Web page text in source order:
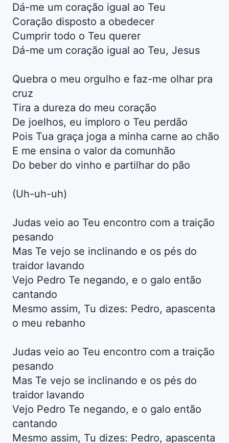
Dá-me um coração igual ao Teu
Coração disposto a obedecer
Cumprir todo o Teu querer
Dá-me um coração igual ao Teu, Jesus
Quebra o meu orgulho e faz-me olhar pra
cruz
Tira a dureza do meu coração
De joelhos, eu imploro o Teu perdão
Pois Tua graça joga a minha carne ao chão
E me ensina o valor da comunhão
Do beber do vinho e partilhar do pão
(Uh-uh-uh)
Judas veio ao Teu encontro com a traição
pesando
Mas Te vejo se inclinando e os pés do
traidor lavando
Vejo Pedro Te negando, e o galo então
cantando
Mesmo assim, Tu dizes: Pedro, apascenta
o meu rebanho
Judas veio ao Teu encontro com a traição
pesando
Mas Te vejo se inclinando e os pés do
traidor lavando
Vejo Pedro Te negando, e o galo então
cantando
Mesmo assim, Tu dizes: Pedro, apascenta